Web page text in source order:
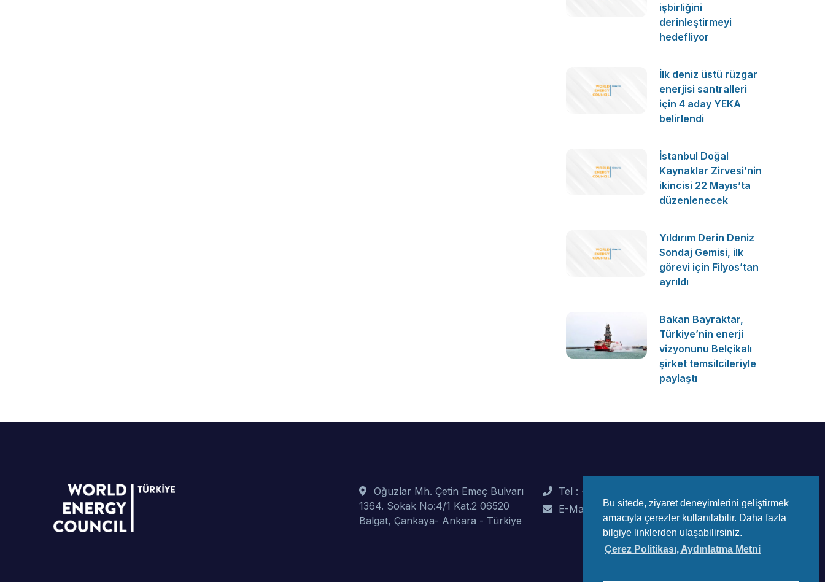
işbirliğini
derinleştirmeyi
hedefliyor
İlk deniz üstü rüzgar
enerjisi santralleri
için 4 aday YEKA
belirlendi
İstanbul Doğal
Kaynaklar Zirvesi’nin
ikincisi 22 Mayıs’ta
düzenlenecek
Yıldırım Derin Deniz
Sondaj Gemisi, ilk
görevi için Filyos’tan
ayrıldı
Bakan Bayraktar,
Türkiye’nin enerji
vizyonunu Belçikalı
şirket temsilcileriyle
paylaştı
Oğuzlar Mh. Çetin Emeç Bulvarı
1364. Sokak No:4/1 Kat.2 06520
Balgat, Çankaya- Ankara - Türkiye
Tel : +90 (312) 442 82 78
E-Mail : info@wec-turkiye.org.tr
Bu sitede, ziyaret deneyimlerini geliştirmek
amacıyla çerezler kullanılabilir. Daha fazla
bilgiye linklerden ulaşabilirsiniz.
Çerez Politikası, Aydınlatma Metni